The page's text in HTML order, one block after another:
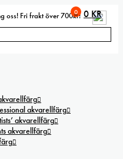
Fri frakt över 700kr!
0 0 KR
akvarellfärg
akvarellfärg
akvarellfärg